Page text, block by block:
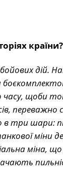
країни?
дій.
часу, щоби
переважно
три шари:
міни
міна,